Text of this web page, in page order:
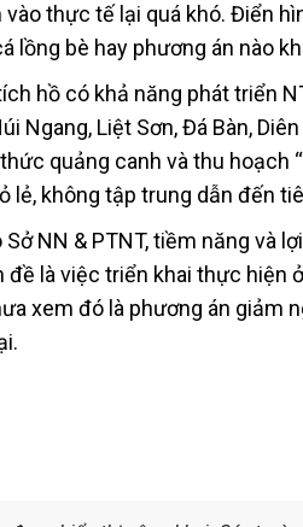
thực tế lại quá khó. Điển
lồng bè hay phương án nào
hồ có khả năng phát triển
Ngang, Liệt Sơn, Đá Bàn,
quảng canh và thu hoạch
lẻ, không tập trung dẫn đến
NN & PTNT, tiềm năng và
đề là việc triển khai thực
xem đó là phương án giảm